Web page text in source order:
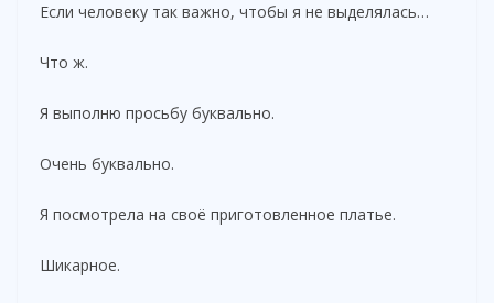
Если человеку так важно, чтобы я не выделялась…
Что ж.
Я выполню просьбу буквально.
Очень буквально.
Я посмотрела на своё приготовленное платье.
Шикарное.